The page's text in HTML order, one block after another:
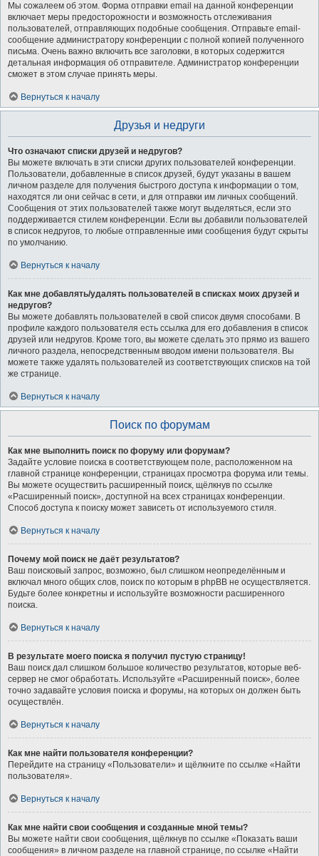
Мы сожалеем об этом. Форма отправки email на данной конференции
включает меры предосторожности и возможность отслеживания
пользователей, отправляющих подобные сообщения. Отправьте email-
сообщение администратору конференции с полной копией полученного
письма. Очень важно включить все заголовки, в которых содержится
детальная информация об отправителе. Администратор конференции
сможет в этом случае принять меры.
Вернуться к началу
Друзья и недруги
Что означают списки друзей и недругов?
Вы можете включать в эти списки других пользователей конференции.
Пользователи, добавленные в список друзей, будут указаны в вашем
личном разделе для получения быстрого доступа к информации о том,
находятся ли они сейчас в сети, и для отправки им личных сообщений.
Сообщения от этих пользователей также могут выделяться, если это
поддерживается стилем конференции. Если вы добавили пользователей
в список недругов, то любые отправленные ими сообщения будут скрыты
по умолчанию.
Вернуться к началу
Как мне добавлять/удалять пользователей в списках моих друзей и
недругов?
Вы можете добавлять пользователей в свой список двумя способами. В
профиле каждого пользователя есть ссылка для его добавления в список
друзей или недругов. Кроме того, вы можете сделать это прямо из вашего
личного раздела, непосредственным вводом имени пользователя. Вы
можете также удалять пользователей из соответствующих списков на той
же странице.
Вернуться к началу
Поиск по форумам
Как мне выполнить поиск по форуму или форумам?
Задайте условие поиска в соответствующем поле, расположенном на
главной странице конференции, страницах просмотра форума или темы.
Вы можете осуществить расширенный поиск, щёлкнув по ссылке
«Расширенный поиск», доступной на всех страницах конференции.
Способ доступа к поиску может зависеть от используемого стиля.
Вернуться к началу
Почему мой поиск не даёт результатов?
Ваш поисковый запрос, возможно, был слишком неопределённым и
включал много общих слов, поиск по которым в phpBB не осуществляется.
Будьте более конкретны и используйте возможности расширенного
поиска.
Вернуться к началу
В результате моего поиска я получил пустую страницу!
Ваш поиск дал слишком большое количество результатов, которые веб-
сервер не смог обработать. Используйте «Расширенный поиск», более
точно задавайте условия поиска и форумы, на которых он должен быть
осуществлён.
Вернуться к началу
Как мне найти пользователя конференции?
Перейдите на страницу «Пользователи» и щёлкните по ссылке «Найти
пользователя».
Вернуться к началу
Как мне найти свои сообщения и созданные мной темы?
Вы можете найти свои сообщения, щёлкнув по ссылке «Показать ваши
сообщения» в личном разделе на главной странице, по ссылке «Найти